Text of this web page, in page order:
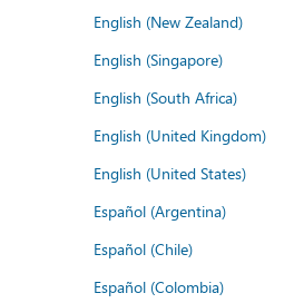
English (New Zealand)
English (Singapore)
English (South Africa)
English (United Kingdom)
English (United States)
Español (Argentina)
Español (Chile)
Español (Colombia)